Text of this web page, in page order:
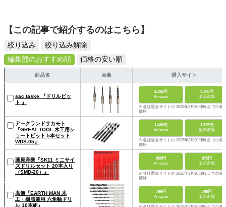
【この記事で紹介するのはこちら】
絞り込み
絞り込み解除
編集部のおすすめ順
価格の安い順
商品名 画像 購入サイト
sac taske 『ドリルビッ
ト 』
2,592円
Amazon
3,780円
楽天市場
※各社通販サイトの 2025年3月30日時点 での税
価格
アークランドサカモト
『GREAT TOOL 木工用シ
ョートビット 5本セット
WDS-05』
1,446円
Amazon
1,325円
楽天市場
※各社通販サイトの 2025年3月30日時点 での税
価格
藤原産業『SK11 ミニサイ
ズドリルセット 20本入り
（SMD-20）』
860円
Amazon
975円
楽天市場
※各社通販サイトの 2025年3月30日時点 での税
価格
高儀『EARTH MAN 木
工・樹脂兼用 六角軸ドリ
ル 10本組』
799円
Amazon
798円
楽天市場